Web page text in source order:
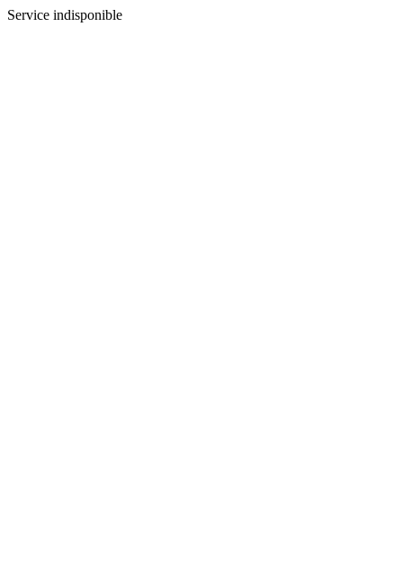
Service indisponible